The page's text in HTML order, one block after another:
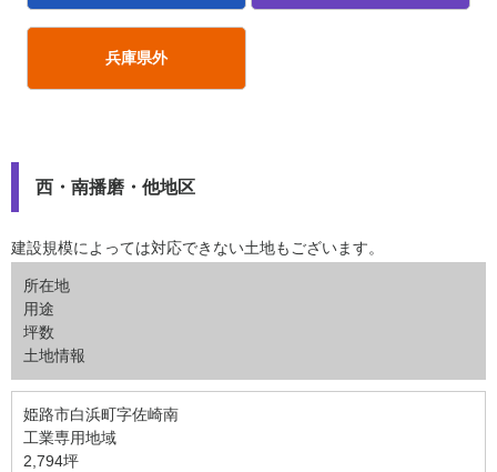
兵庫県外
西・南播磨・他地区
建設規模によっては対応できない土地もございます。
所在地
用途
坪数
土地情報
姫路市白浜町字佐崎南
工業専用地域
2,794坪